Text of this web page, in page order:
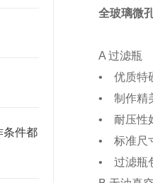
条件都
全玻璃微
A 过滤瓶
• 优质特
• 制作精
• 耐压性
• 标准尺
• 过滤瓶